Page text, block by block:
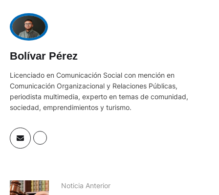
Bolívar Pérez
Licenciado en Comunicación Social con mención en
Comunicación Organizacional y Relaciones Públicas,
periodista multimedia, experto en temas de comunidad,
sociedad, emprendimientos y turismo.
Noticia Anterior